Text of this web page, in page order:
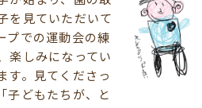
を見ていただいて
プでの運動会の練
楽しみになってい
す。見てくださっ
子どもたちが、と